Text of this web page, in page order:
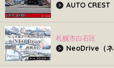
AUTO CREST
札幌市白石区
NeoDrive（